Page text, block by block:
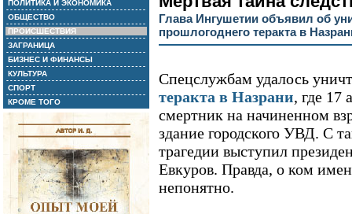
ПОЛИТИКА И ЭКОНОМИКА
ОБЩЕСТВО
ПРОИСШЕСТВИЯ
ЗАГРАНИЦА
БИЗНЕС И ФИНАНСЫ
КУЛЬТУРА
СПОРТ
КРОМЕ ТОГО
Глава Ингушетии объявил об
прошлогоднего теракта в
Спецслужбам удалось
теракта в Назрани, где 17
смертник на начиненном
здание городского УВД. С
трагедии выступил
Евкуров. Правда, о ком
непонятно.